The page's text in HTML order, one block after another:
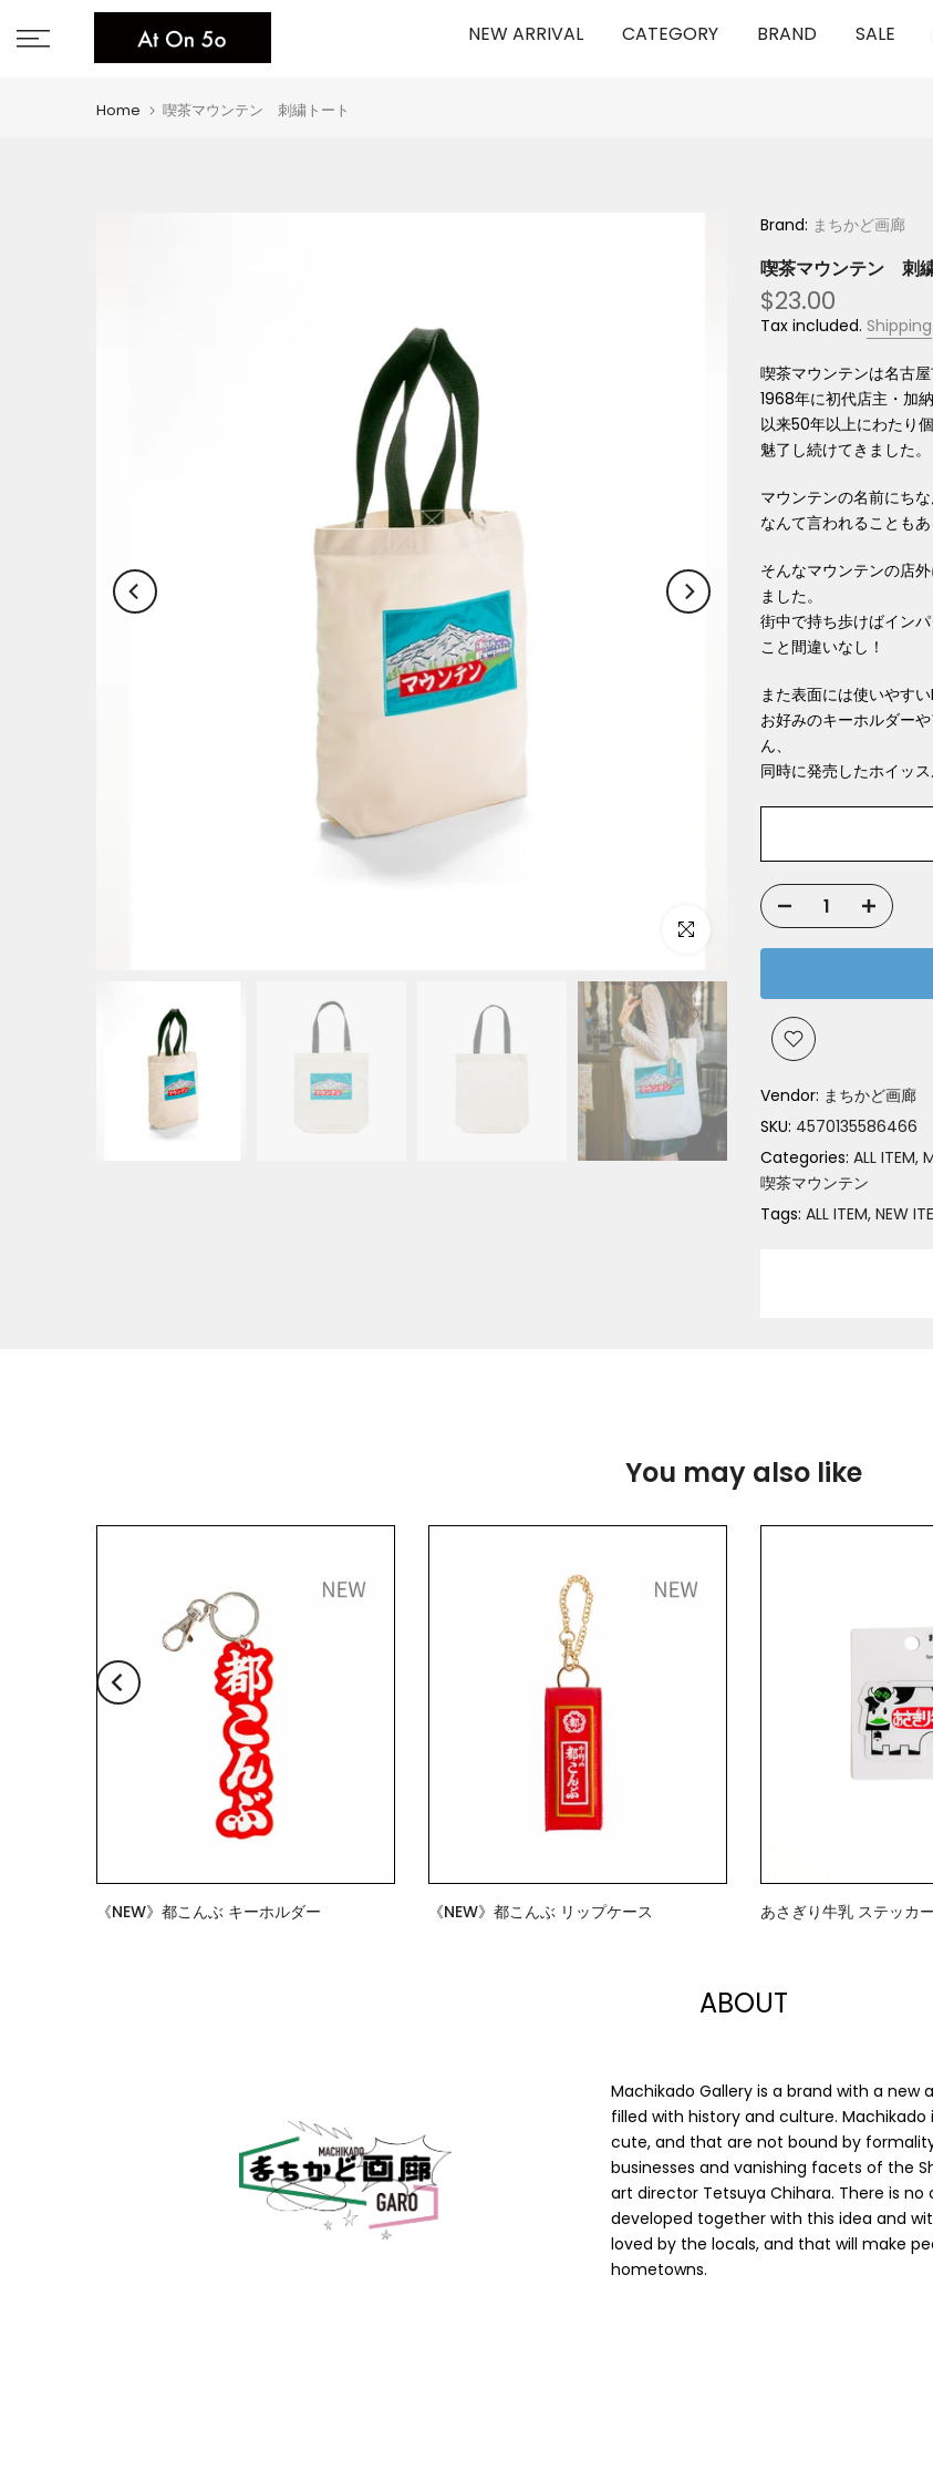
to
NEW ARRIVAL CATEGORY BRAND SALE
Home 喫茶マウンテン 刺繍トート
Click to enlarge
Brand: まちかど画廊
喫茶マウンテン 刺
$23.00
Tax included. Shipping
喫茶マウンテンは名古
1968年に初代店主・加
以来50年以上にわたり
魅了し続けてきました。
マウンテンの名前にち
なんて言われることもあ
そんなマウンテンの店
ました。
街中で持ち歩けばイン
こと間違いなし！
また表面には使いやす
お好みのキーホルダー
ん、
同時に発売したホイッ
Vendor: まちかど画廊
SKU: 4570135586466
Categories: ALL ITEM
喫茶マウンテン
Tags: ALL ITEM NEW
You may also like
《NEW》都こんぶ キーホルダー
《NEW》都こんぶ リップケース
あさぎり牛乳 ステッカー
ABOUT
Machikado Gallery is a brand with a
filled with history and culture.
cute, and that are not bound by
businesses and vanishing facets of the
art director Tetsuya Chihara. There is
developed together with this idea and
loved by the locals, and that will make
hometowns.